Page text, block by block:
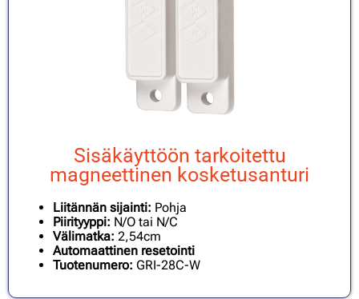
Sisäkäyttöön tarkoitettu
magneettinen kosketusanturi
Liitännän sijainti: Pohja
Piirityyppi: N/O tai N/C
Välimatka: 2,54cm
Automaattinen resetointi
Tuotenumero: GRI-28C-W